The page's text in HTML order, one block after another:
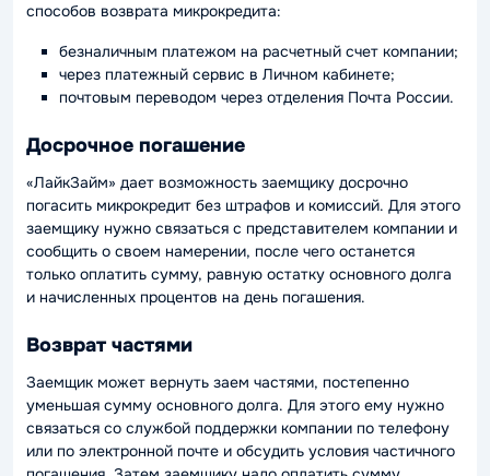
способов возврата микрокредита:
безналичным платежом на расчетный счет компании;
через платежный сервис в Личном кабинете;
почтовым переводом через отделения Почта России.
Досрочное погашение
«ЛайкЗайм» дает возможность заемщику досрочно
погасить микрокредит без штрафов и комиссий. Для этого
заемщику нужно связаться с представителем компании и
сообщить о своем намерении, после чего останется
только оплатить сумму, равную остатку основного долга
и начисленных процентов на день погашения.
Возврат частями
Заемщик может вернуть заем частями, постепенно
уменьшая сумму основного долга. Для этого ему нужно
связаться со службой поддержки компании по телефону
или по электронной почте и обсудить условия частичного